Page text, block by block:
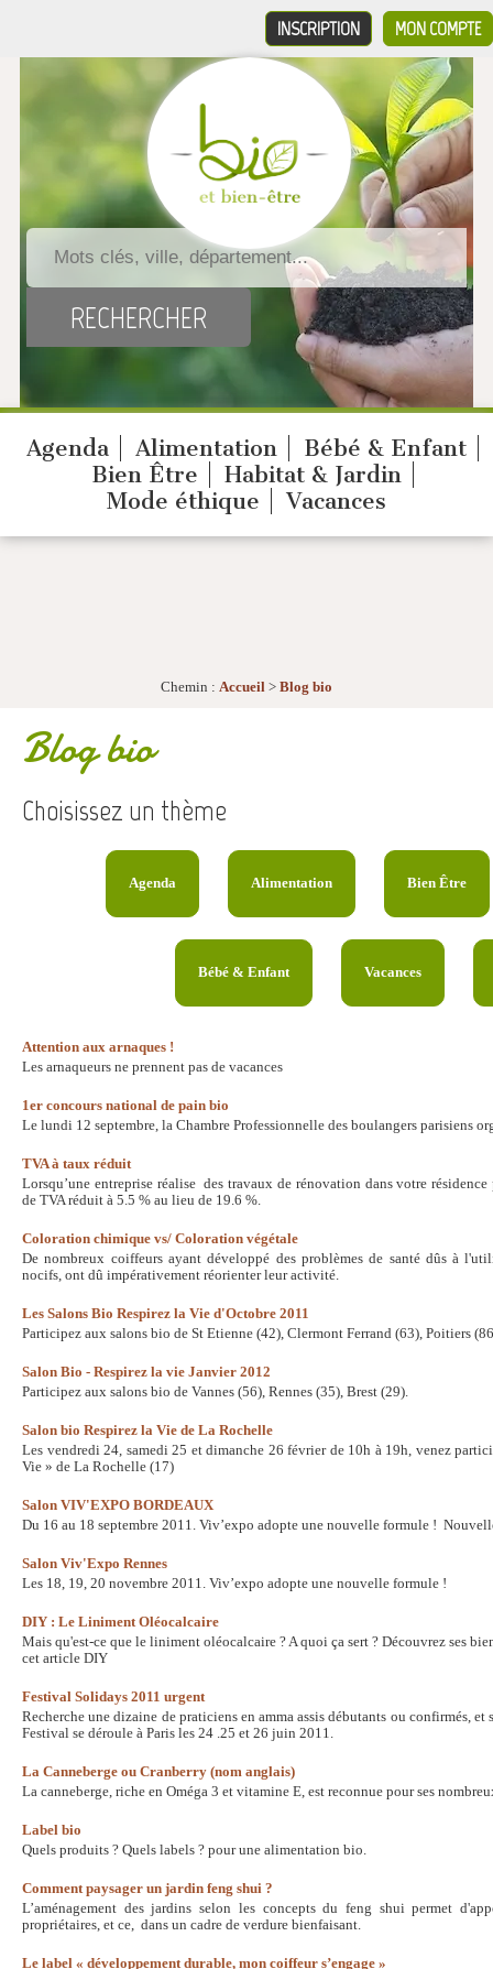
MON COMPTE
INSCRIPTION
Agenda Alimentation
Bébé & Enfant
Bien Être
Habitat & Jardin
Mode éthique
Vacances
Chemin : Accueil > Blog bio
Blog bio
Choisissez un thème
Agenda Alimentation Bien Être
Bébé & Enfant Vacances
Attention aux arnaques !
Les arnaqueurs ne prennent pas de vacances
1er concours national de pain bio
Le lundi 12 septembre, la Chambre Professionnelle des boulangers parisiens
TVA à taux réduit
Lorsqu’une entreprise réalise des travaux de rénovation dans votre
de TVA réduit à 5.5 % au lieu de 19.6 %.
Coloration chimique vs/ Coloration végétale
De nombreux coiffeurs ayant développé des problèmes de santé dûs à
nocifs, ont dû impérativement réorienter leur activité.
Les Salons Bio Respirez la Vie d'Octobre 2011
Participez aux salons bio de St Etienne (42), Clermont Ferrand (63), Poitiers
Salon Bio - Respirez la vie Janvier 2012
Participez aux salons bio de Vannes (56), Rennes (35), Brest (29).
Salon bio Respirez la Vie de La Rochelle
Les vendredi 24, samedi 25 et dimanche 26 février de 10h à 19h, venez
Vie » de La Rochelle (17)
Salon VIV'EXPO BORDEAUX
Du 16 au 18 septembre 2011. Viv’expo adopte une nouvelle formule !
Salon Viv'Expo Rennes
Les 18, 19, 20 novembre 2011. Viv’expo adopte une nouvelle formule !
DIY : Le Liniment Oléocalcaire
Mais qu'est-ce que le liniment oléocalcaire ? A quoi ça sert ? Découvrez ses
cet article DIY
Festival Solidays 2011 urgent
Recherche une dizaine de praticiens en amma assis débutants ou confirmés,
Festival se déroule à Paris les 24 .25 et 26 juin 2011.
La Canneberge ou Cranberry (nom anglais)
La canneberge, riche en Oméga 3 et vitamine E, est reconnue pour ses
Label bio
Quels produits ? Quels labels ? pour une alimentation bio.
Comment paysager un jardin feng shui ?
L’aménagement des jardins selon les concepts du feng shui permet
propriétaires, et ce, dans un cadre de verdure bienfaisant.
Le label « développement durable, mon coiffeur s’engage »